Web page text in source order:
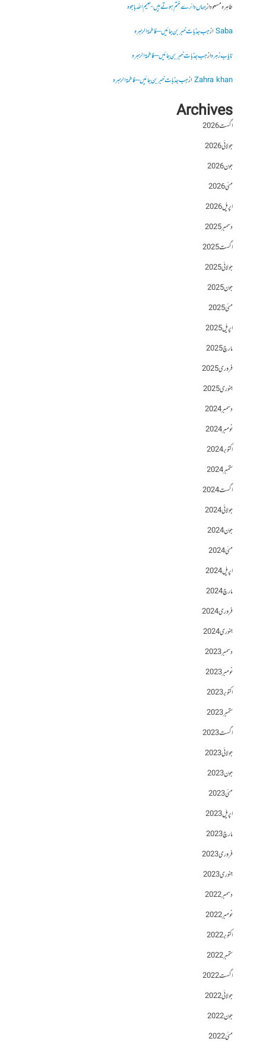
طاہرہ مسعودازجہاں دائرے ختم ہوتے ہیں- نعیم اللہ باجوہ
Sabaازجب جذبات خبر بن جائیں – فاطمۃالزہرہ
نایاب زہرہازجب جذبات خبر بن جائیں – فاطمۃالزہرہ
Zahra khanازجب جذبات خبر بن جائیں – فاطمۃالزہرہ
Archives
اگست 2026
جولائی 2026
جون 2026
مئی 2026
اپریل 2026
دسمبر 2025
اگست 2025
جولائی 2025
جون 2025
مئی 2025
اپریل 2025
مارچ 2025
فروری 2025
جنوری 2025
دسمبر 2024
نومبر 2024
اکتوبر 2024
ستمبر 2024
اگست 2024
جولائی 2024
جون 2024
مئی 2024
اپریل 2024
مارچ 2024
فروری 2024
جنوری 2024
دسمبر 2023
نومبر 2023
اکتوبر 2023
ستمبر 2023
اگست 2023
جولائی 2023
جون 2023
مئی 2023
اپریل 2023
مارچ 2023
فروری 2023
جنوری 2023
دسمبر 2022
نومبر 2022
اکتوبر 2022
ستمبر 2022
اگست 2022
جولائی 2022
جون 2022
مئی 2022